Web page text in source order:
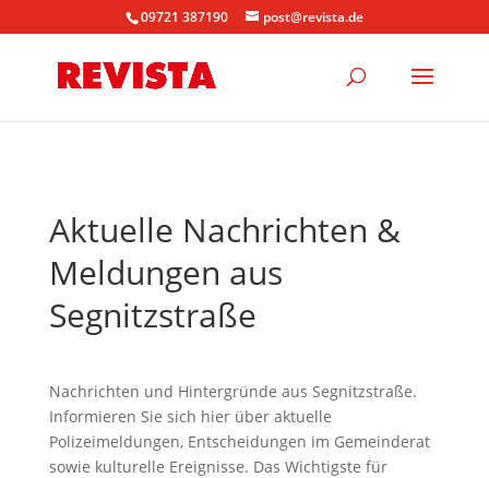
09721 387190 post@revista.de
Aktuelle Nachrichten &
Meldungen aus
Segnitzstraße
Nachrichten und Hintergründe aus Segnitzstraße.
Informieren Sie sich hier über aktuelle
Polizeimeldungen, Entscheidungen im Gemeinderat
sowie kulturelle Ereignisse. Das Wichtigste für